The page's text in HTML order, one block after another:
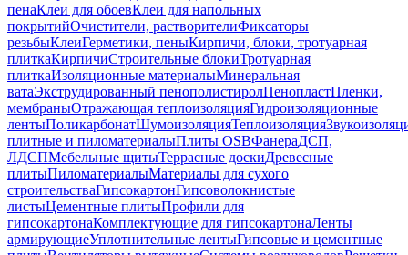
пенаКлеи для обоевКлеи для напольных
покрытийОчистители, растворителиФиксаторы
резьбыКлеиГерметики, пеныКирпичи, блоки, тротуарная
плиткаКирпичиСтроительные блокиТротуарная
плиткаИзоляционные материалыМинеральная
ватаЭкструдированный пенополистиролПенопластПленки,
мембраныОтражающая теплоизоляцияГидроизоляционные
лентыПоликарбонатШумоизоляцияТеплоизоляция
плитные и пиломатериалыПлиты OSBФанераДСП,
ЛДСПМебельные щитыТеррасные доскиДревесные
плитыПиломатериалыМатериалы для сухого
строительстваГипсокартонГипсоволокнистые
листыЦементные плитыПрофили для
гипсокартонаКомплектующие для гипсокартонаЛенты
армирующиеУплотнительные лентыГипсовые и цементные